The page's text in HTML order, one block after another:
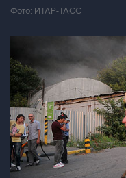
Фото: ИТАР-ТАСС